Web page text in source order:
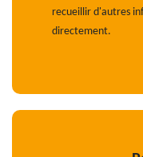
recueillir d'autres
directement.